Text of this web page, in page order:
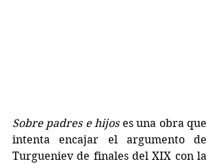
Sobre padres e hijos es una obra que
intenta encajar el argumento de
Turgueniev de finales del XIX con la